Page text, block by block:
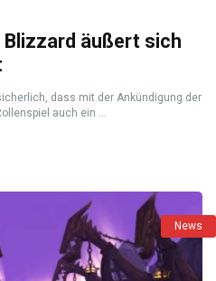
äußert sich
dass mit der Ankündigung der
auch ein ...
News